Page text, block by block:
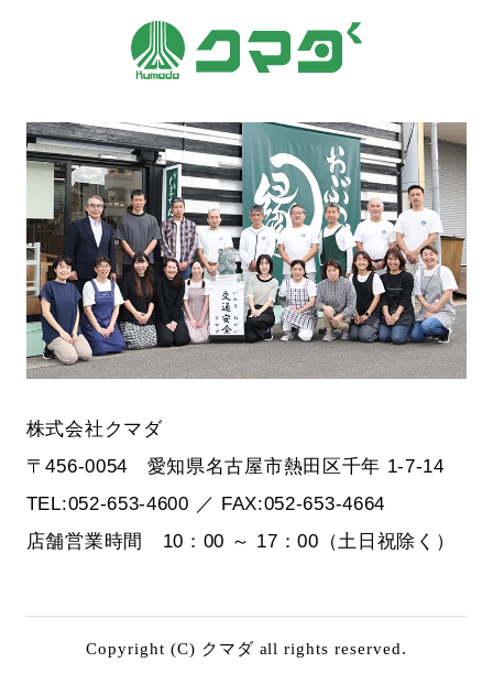
株式会社クマダ
〒456-0054 愛知県名古屋市熱田区千年 1-7-14
TEL:052-653-4600 ／ FAX:052-653-4664
店舗営業時間 10：00 ～ 17：00（土日祝除く）
Copyright (C) クマダ all rights reserved.